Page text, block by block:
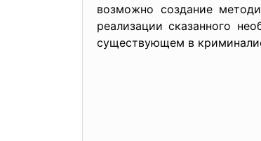
возможно создание
реализации сказанного
существующем в